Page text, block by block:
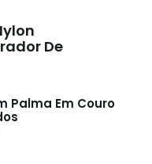
De
Palma Em Couro